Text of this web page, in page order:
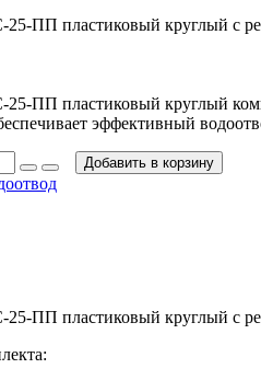
ПП пластиковый круглый с
ПП пластиковый круглый
эффективный
Добавить в корзину
ПП пластиковый круглый с